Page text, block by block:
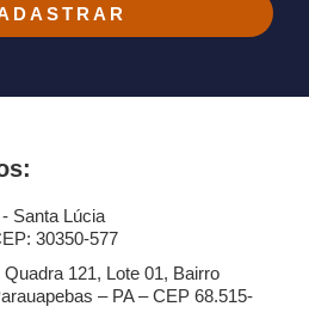
Santa Lúcia
30350-577
121, Lote 01, Bairro
– PA – CEP 68.515-